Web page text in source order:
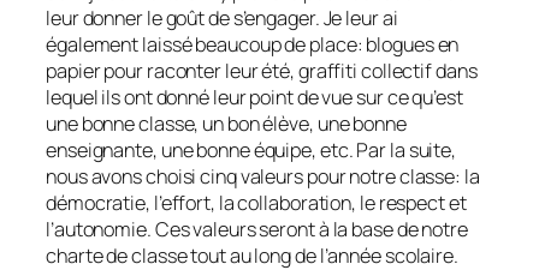
leur donner le goût de s’engager. Je leur ai
également laissé beaucoup de place: blogues en
papier pour raconter leur été, graffiti collectif dans
lequel ils ont donné leur point de vue sur ce qu’est
une bonne classe, un bon élève, une bonne
enseignante, une bonne équipe, etc. Par la suite,
nous avons choisi cinq valeurs pour notre classe: la
démocratie, l’effort, la collaboration, le respect et
l’autonomie. Ces valeurs seront à la base de notre
charte de classe tout au long de l’année scolaire.